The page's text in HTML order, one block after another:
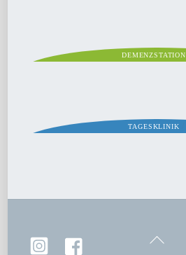
DEMENZSTATION
TAGESKLINIK
Back